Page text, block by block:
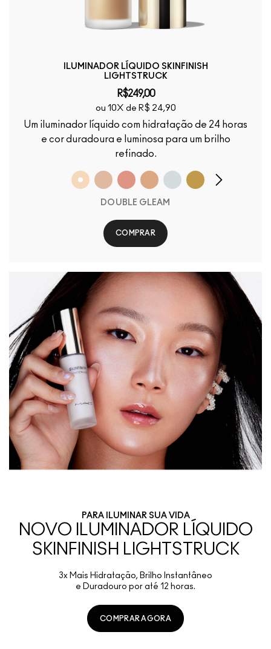
ILUMINADOR LÍQUIDO SKINFINISH
LIGHTSTRUCK
R$249,00
ou 10X de R$ 24,90
Um iluminador líquido com hidratação de 24 horas
e cor duradoura e luminosa para um brilho
refinado.
DOUBLE GLEAM
COMPRAR
PARA ILUMINAR SUA VIDA
NOVO ILUMINADOR LÍQUIDO
SKINFINISH LIGHTSTRUCK
3x Mais Hidratação, Brilho Instantâneo
e Duradouro por até 12 horas.
COMPRAR AGORA